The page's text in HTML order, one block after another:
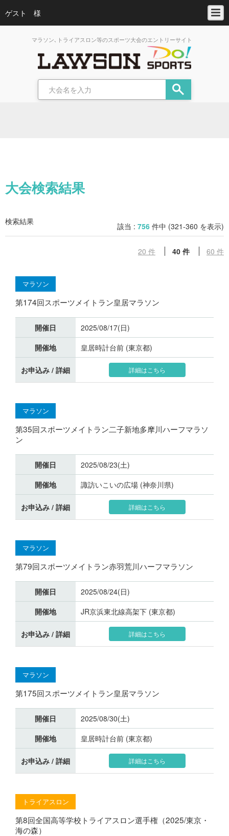
ゲスト 様
マラソン､トライアスロン等のスポーツ大会のエントリーサイト
大会検索結果
検索結果 該当 : 756 件中 (321-360 を表示)
20 件 40 件 60 件
マラソン
第174回スポーツメイトラン皇居マラソン
開催日
2025/08/17(日)
開催地
皇居時計台前 (東京都)
お申込み / 詳細 詳細はこちら
マラソン
第35回スポーツメイトラン二子新地多摩川ハーフマラソ
ン
開催日
2025/08/23(土)
開催地
諏訪いこいの広場 (神奈川県)
お申込み / 詳細 詳細はこちら
マラソン
第79回スポーツメイトラン赤羽荒川ハーフマラソン
開催日
2025/08/24(日)
開催地
JR京浜東北線高架下 (東京都)
お申込み / 詳細 詳細はこちら
マラソン
第175回スポーツメイトラン皇居マラソン
開催日
2025/08/30(土)
開催地
皇居時計台前 (東京都)
お申込み / 詳細 詳細はこちら
トライアスロン
第8回全国高等学校トライアスロン選手権（2025/東京・
海の森）